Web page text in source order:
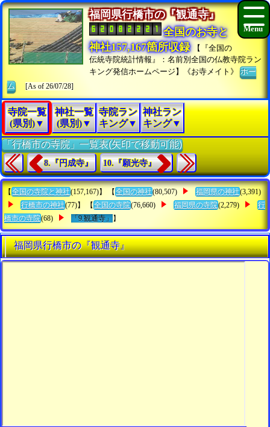
福岡県行橋市の『観通寺』
全国のお寺と
神社157,167箇所収録
【『全国の
伝統寺院統計情報』：名前別全国の仏教寺院ラン
キング発信ホームページ】《お寺メイト》ホー
ム
[As of 26/07/28]
寺院一覧
(県別)▼
神社一覧
(県別)▼
寺院ラン
キング▼
神社ラン
キング▼
「行橋市の寺院」一覧表(矢印で移動可能)
8.『円成寺』 10.『願光寺』
【 全国の寺院と神社(157,167)】 【 全国の神社(80,507) 福岡県の神社(3,391)
行橋市の神社(77)】 【 全国の寺院(76,660) 福岡県の寺院(2,279)
行
橋市の寺院(68) 「9.観通寺」 】
福岡県行橋市の『観通寺』